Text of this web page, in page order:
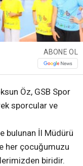
ABONE OL
Öz, GSB Spor
sporcular ve
bulunan İl Müdürü
her çocuğumuzu
biridir.